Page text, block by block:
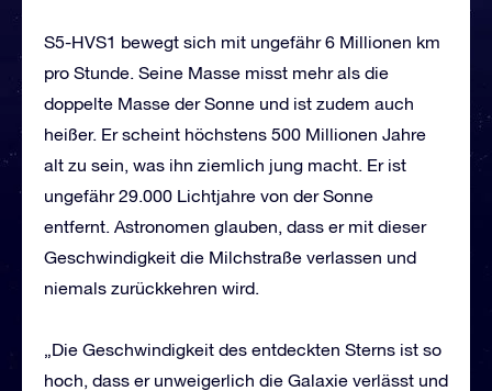
S5-HVS1 bewegt sich mit ungefähr 6 Millionen km
pro Stunde. Seine Masse misst mehr als die
doppelte Masse der Sonne und ist zudem auch
heißer. Er scheint höchstens 500 Millionen Jahre
alt zu sein, was ihn ziemlich jung macht. Er ist
ungefähr 29.000 Lichtjahre von der Sonne
entfernt. Astronomen glauben, dass er mit dieser
Geschwindigkeit die Milchstraße verlassen und
niemals zurückkehren wird.
„Die Geschwindigkeit des entdeckten Sterns ist so
hoch, dass er unweigerlich die Galaxie verlässt und